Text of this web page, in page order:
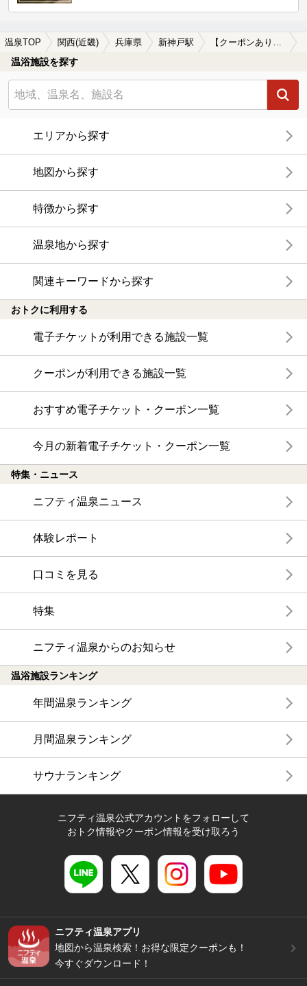
温泉TOP 関西(近畿) 兵庫県 新神戸駅 【クーポンあり】岩盤浴が楽しめる新神戸駅近くの温泉、日帰り温泉、スーパー銭湯おすすめ
温浴施設を探す
エリアから探す
地図から探す
特徴から探す
温泉地から探す
関連キーワードから探す
おトクに利用する
電子チケットが利用できる施設一覧
クーポンが利用できる施設一覧
おすすめ電子チケット・クーポン一覧
今月の新着電子チケット・クーポン一覧
特集・ニュース
ニフティ温泉ニュース
体験レポート
口コミを見る
特集
ニフティ温泉からのお知らせ
温浴施設ランキング
年間温泉ランキング
月間温泉ランキング
サウナランキング
ニフティ温泉公式アカウントをフォローして
おトク情報やクーポン情報を受け取ろう
ニフティ温泉アプリ
地図から温泉検索！お得な限定クーポンも！
今すぐダウンロード！